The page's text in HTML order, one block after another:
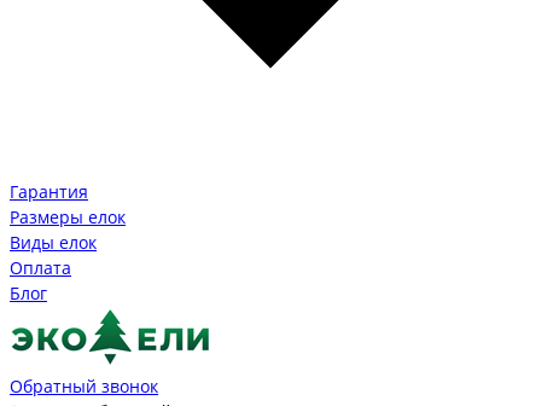
Гарантия
Размеры елок
Виды елок
Оплата
Блог
Обратный звонок